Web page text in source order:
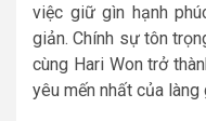
việc giữ gìn hạnh
giản. Chính sự tôn
cùng Hari Won trở
yêu mến nhất của